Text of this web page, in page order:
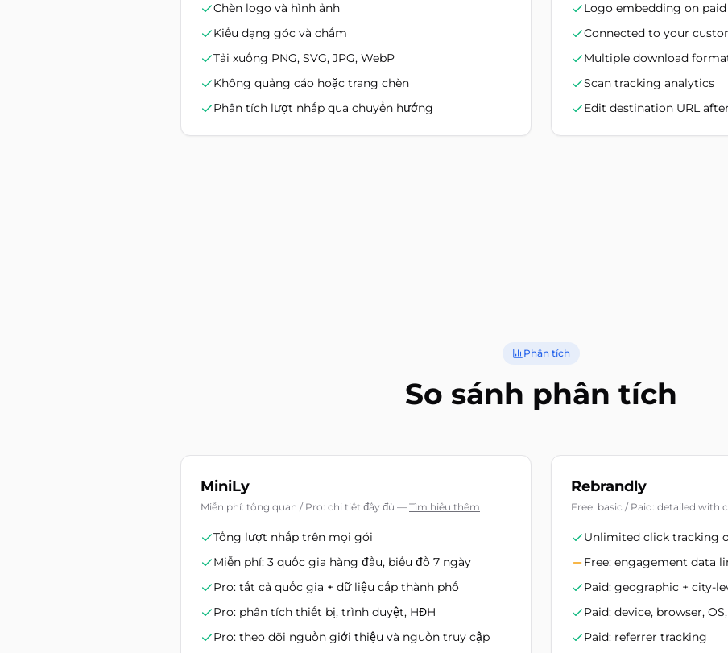
Chèn logo và hình ảnh
Kiểu dạng góc và chấm
Tải xuống PNG, SVG, JPG, WebP
Không quảng cáo hoặc trang chèn
Phân tích lượt nhấp qua chuyển hướng
Logo embedding on
Connected to your
Multiple download
Scan tracking analytics
Edit destination URL
Phân tích
So sánh phân tích
MiniLy
Miễn phí: tổng quan / Pro: chi tiết đầy đủ — Tìm hiểu thêm
Tổng lượt nhấp trên mọi gói
Miễn phí: 3 quốc gia hàng đầu, biểu đồ 7 ngày
Pro: tất cả quốc gia + dữ liệu cấp thành phố
Pro: phân tích thiết bị, trình duyệt, HĐH
Pro: theo dõi nguồn giới thiệu và nguồn truy cập
Rebrandly
Free: basic / Paid: detailed with
Unlimited click tracking
Free: engagement data
Paid: geographic + city-
Paid: device, browser,
Paid: referrer tracking